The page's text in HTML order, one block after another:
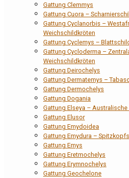
Gattung Clemmys
Gattung Cuora –
Gattung Cyclanorbis –
Weichschildkröten
Gattung Cyclemys –
Gattung Cycloderma –
Weichschildkröten
Gattung Deirochelys
Gattung Dermatemys –
Gattung Dermochelys
Gattung Dogania
Gattung Elseya –
Gattung Elusor
Gattung Emydoidea
Gattung Emydura –
Gattung Emys
Gattung Eretmochelys
Gattung Erymnochelys
Gattung Geochelone